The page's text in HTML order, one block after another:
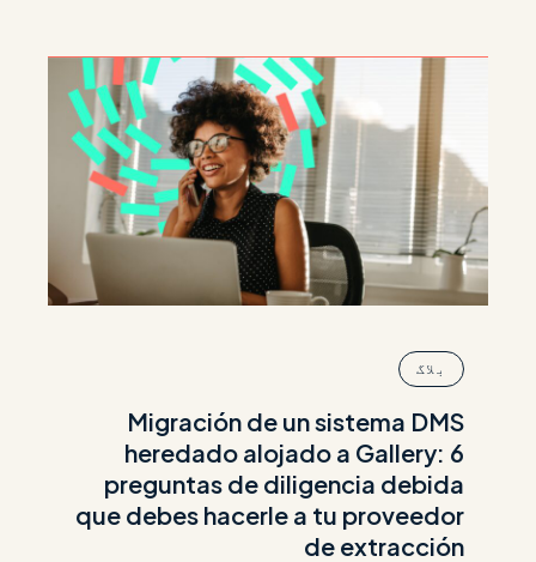
بلاگ
Migración de un sistema DMS
heredado alojado a Gallery: 6
preguntas de diligencia debida
que debes hacerle a tu proveedor
de extracción